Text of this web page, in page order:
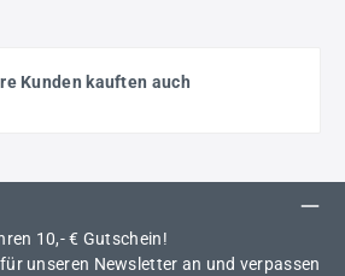
Kunden kauften auch
10,- € Gutschein!
unseren Newsletter an und verpassen